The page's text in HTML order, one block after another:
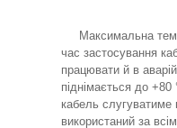
Максимальна
час застосування
працювати й в
піднімається до
кабель слугуватиме
використаний за